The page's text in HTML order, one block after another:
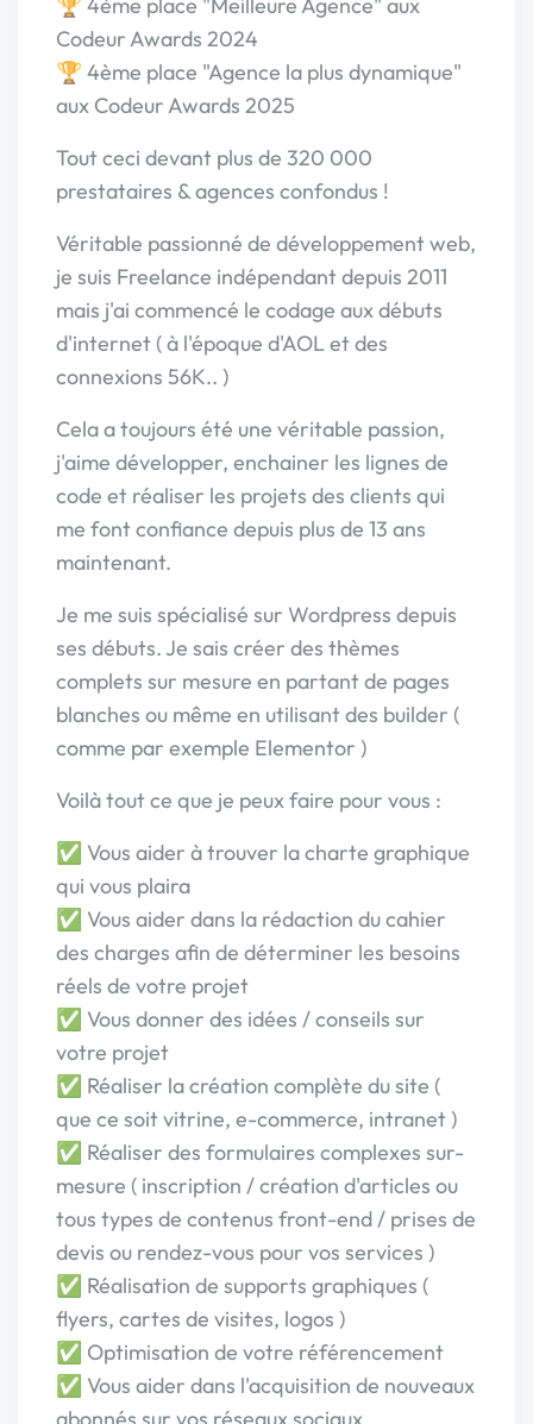
Codeur Awards 2024
🏆 4ème place "Agence la plus dynamique"
aux Codeur Awards 2025
Tout ceci devant plus de 320 000
prestataires & agences confondus !
Véritable passionné de développement web,
je suis Freelance indépendant depuis 2011
mais j'ai commencé le codage aux débuts
d'internet ( à l'époque d'AOL et des
connexions 56K.. )
Cela a toujours été une véritable passion,
j'aime développer, enchainer les lignes de
code et réaliser les projets des clients qui
me font confiance depuis plus de 13 ans
maintenant.
Je me suis spécialisé sur Wordpress depuis
ses débuts. Je sais créer des thèmes
complets sur mesure en partant de pages
blanches ou même en utilisant des builder (
comme par exemple Elementor )
Voilà tout ce que je peux faire pour vous :
✅ Vous aider à trouver la charte graphique
qui vous plaira
✅ Vous aider dans la rédaction du cahier
des charges afin de déterminer les besoins
réels de votre projet
✅ Vous donner des idées / conseils sur
votre projet
✅ Réaliser la création complète du site (
que ce soit vitrine, e-commerce, intranet )
✅ Réaliser des formulaires complexes sur-
mesure ( inscription / création d'articles ou
tous types de contenus front-end / prises de
devis ou rendez-vous pour vos services )
✅ Réalisation de supports graphiques (
flyers, cartes de visites, logos )
✅ Optimisation de votre référencement
✅ Vous aider dans l'acquisition de nouveaux
abonnés sur vos réseaux sociaux